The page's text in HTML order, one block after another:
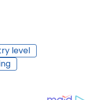
level